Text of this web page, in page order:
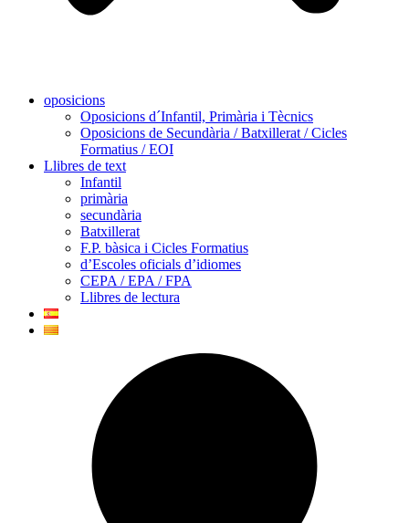
oposicions
Oposicions d´Infantil, Primària i Tècnics
Oposicions de Secundària / Batxillerat / Cicles
Formatius / EOI
Llibres de text
Infantil
primària
secundària
Batxillerat
F.P. bàsica i Cicles Formatius
d’Escoles oficials d’idiomes
CEPA / EPA / FPA
Llibres de lectura